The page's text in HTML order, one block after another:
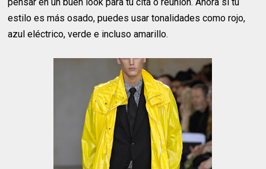
estilo es más osado, puedes usar tonalidades como rojo,
azul eléctrico, verde e incluso amarillo.